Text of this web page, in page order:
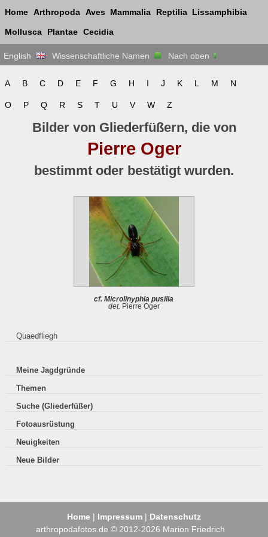
Home Arthropoda Aves Mammalia Reptilia Lissamphibia
Mollusca Plantae Cecidia
English Wissenschaftliche Namen Nach oben
A B C D E F G H I J K L M N
O P Q R S T U V W Z
Bilder von Gliederfüßern, die von
Pierre Oger
bestimmt oder bestätigt wurden.
cf. Microlinyphia pusilla
det. Pierre Oger
Quaedfliegh
Meine Jagdgründe
Themen
Suche (Gliederfüßer)
Fotoausrüstung
Neuigkeiten
Neue Bilder
Home | Impressum | Datenschutz
arthropodafotos.de © 2012-2026 Marion Friedrich